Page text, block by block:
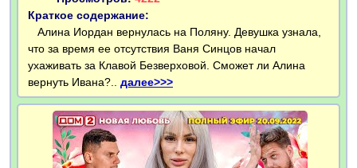
Краткое содержание:
Алина Иордан вернулась на Поляну. Девушка узнала,
что за время ее отсутствия Ваня Синцов начал
ухаживать за Клавой Безверховой. Сможет ли Алина
вернуть Ивана?.. далее>>>